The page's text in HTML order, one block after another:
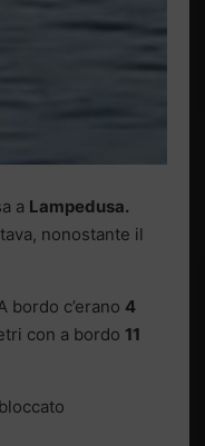
a Lampedusa.
nonostante il
bordo c’erano 4
con a bordo 11